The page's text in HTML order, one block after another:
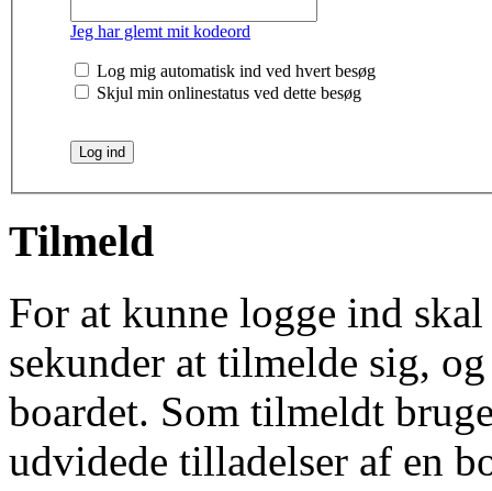
Jeg har glemt mit kodeord
Log mig automatisk ind ved hvert besøg
Skjul min onlinestatus ved dette besøg
Tilmeld
For at kunne logge ind
sekunder at tilmelde sig,
boardet. Som tilmeldt
udvidede tilladelser af en